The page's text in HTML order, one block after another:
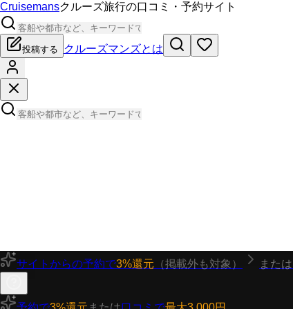
Cruisemansクルーズ旅行の口コミ・予約サイト
投稿する クルーズマンズとは
サイトからの予約で3%還元 （掲載外も対象） または